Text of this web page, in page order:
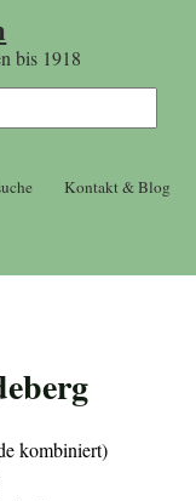
bis 1918
Kontakt & Blog
kombiniert)